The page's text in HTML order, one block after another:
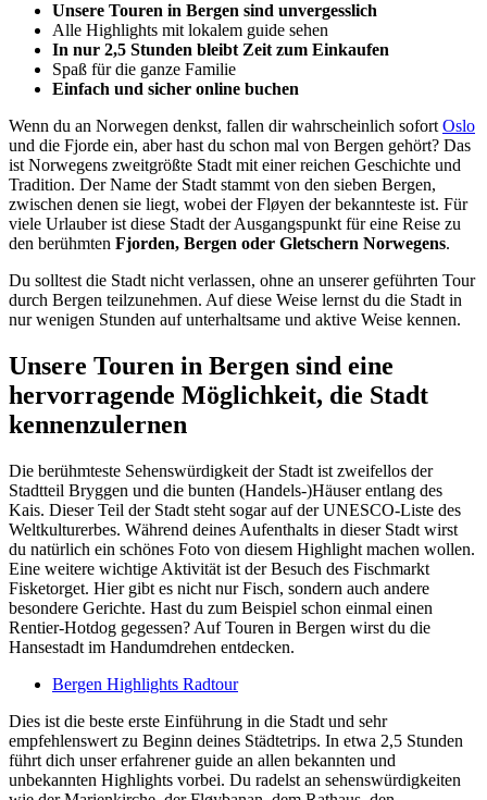
Unsere Touren in Bergen sind unvergesslich
Alle Highlights mit lokalem guide sehen
In nur 2,5 Stunden bleibt Zeit zum Einkaufen
Spaß für die ganze Familie
Einfach und sicher online buchen
Wenn du an Norwegen denkst, fallen dir wahrscheinlich sofort Oslo
und die Fjorde ein, aber hast du schon mal von Bergen gehört? Das
ist Norwegens zweitgrößte Stadt mit einer reichen Geschichte und
Tradition. Der Name der Stadt stammt von den sieben Bergen,
zwischen denen sie liegt, wobei der Fløyen der bekannteste ist. Für
viele Urlauber ist diese Stadt der Ausgangspunkt für eine Reise zu
den berühmten Fjorden, Bergen oder Gletschern Norwegens.
Du solltest die Stadt nicht verlassen, ohne an unserer geführten Tour
durch Bergen teilzunehmen. Auf diese Weise lernst du die Stadt in
nur wenigen Stunden auf unterhaltsame und aktive Weise kennen.
Unsere Touren in Bergen sind eine
hervorragende Möglichkeit, die Stadt
kennenzulernen
Die berühmteste Sehenswürdigkeit der Stadt ist zweifellos der
Stadtteil Bryggen und die bunten (Handels-)Häuser entlang des
Kais. Dieser Teil der Stadt steht sogar auf der UNESCO-Liste des
Weltkulturerbes. Während deines Aufenthalts in dieser Stadt wirst
du natürlich ein schönes Foto von diesem Highlight machen wollen.
Eine weitere wichtige Aktivität ist der Besuch des Fischmarkt
Fisketorget. Hier gibt es nicht nur Fisch, sondern auch andere
besondere Gerichte. Hast du zum Beispiel schon einmal einen
Rentier-Hotdog gegessen? Auf Touren in Bergen wirst du die
Hansestadt im Handumdrehen entdecken.
Bergen Highlights Radtour
Dies ist die beste erste Einführung in die Stadt und sehr
empfehlenswert zu Beginn deines Städtetrips. In etwa 2,5 Stunden
führt dich unser erfahrener guide an allen bekannten und
unbekannten Highlights vorbei. Du radelst an sehenswürdigkeiten